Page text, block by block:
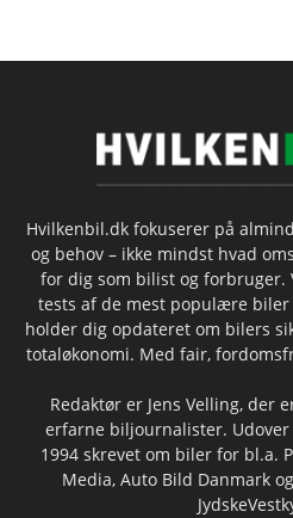
Hvilkenbil.dk fokuserer på
og behov – ikke mindst hvad
for dig som bilist og forbruger.
tests af de mest populære biler
holder dig opdateret om bilers
totaløkonomi. Med fair,
Redaktør er Jens Velling, der
erfarne biljournalister.
1994 skrevet om biler for bl.a.
Media, Auto Bild Danmark